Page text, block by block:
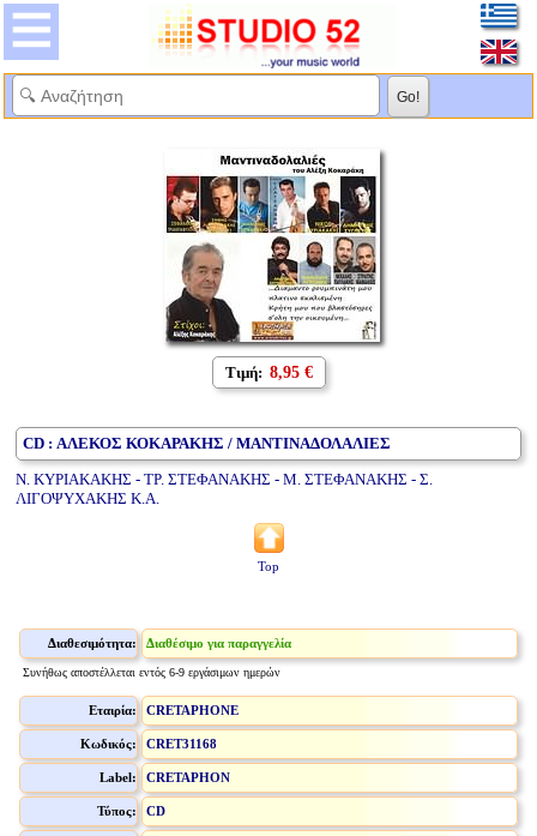
Τιμή: 8,95 €
CD : ΑΛΕΚΟΣ ΚΟΚΑΡΑΚΗΣ / ΜΑΝΤΙΝΑΔΟΛΑΛΙΕΣ
Ν. ΚΥΡΙΑΚΑΚΗΣ - ΤΡ. ΣΤΕΦΑΝΑΚΗΣ - Μ. ΣΤΕΦΑΝΑΚΗΣ - Σ.
ΛΙΓΟΨΥΧΑΚΗΣ Κ.Α.
Top
Διαθεσιμότητα: Διαθέσιμο για παραγγελία
Συνήθως αποστέλλεται εντός 6-9 εργάσιμων ημερών
Εταιρία: CRETAPHONE
Κωδικός: CRET31168
Label: CRETAPHON
Τύπος: CD